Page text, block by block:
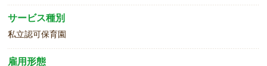
サービス種別
私立認可保育園
雇用形態